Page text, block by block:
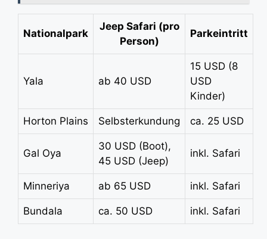
Nationalpark
Jeep Safari (pro
Person)
Parkeintritt
Yala ab 40 USD
15 USD (8
USD
Kinder)
Horton Plains Selbsterkundung ca. 25 USD
Gal Oya
30 USD (Boot),
45 USD (Jeep)
inkl. Safari
Minneriya ab 65 USD inkl. Safari
Bundala ca. 50 USD inkl. Safari